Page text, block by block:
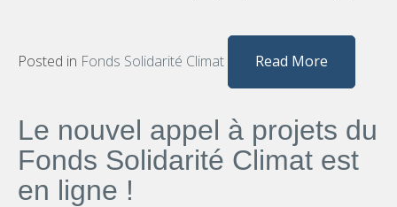
Posted in Fonds Solidarité Climat Read More
Le nouvel appel à projets du
Fonds Solidarité Climat est
en ligne !